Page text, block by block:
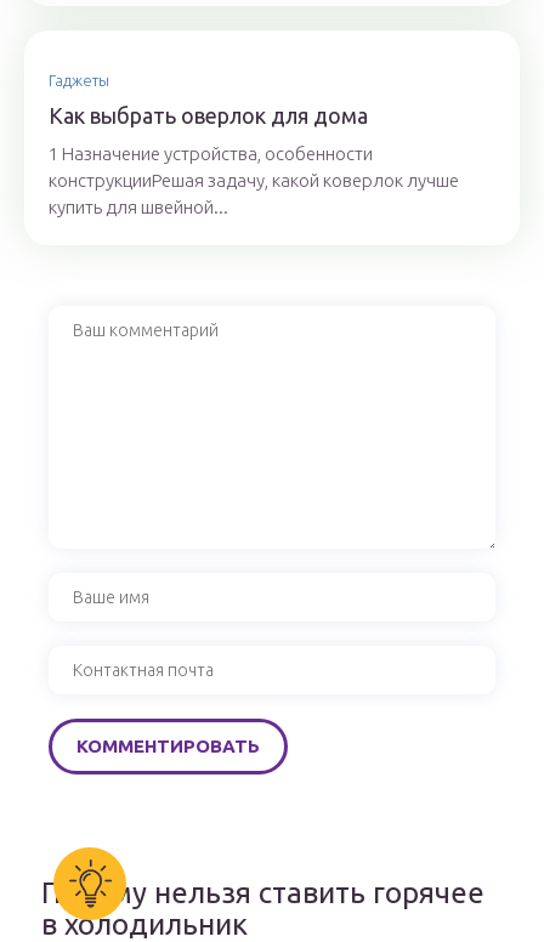
Гаджеты
Как выбрать оверлок для дома
1 Назначение устройства, особенности
конструкцииРешая задачу, какой коверлок лучше
купить для швейной...
Почему нельзя ставить горячее
в холодильник